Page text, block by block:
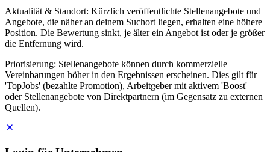
Aktualität & Standort: Kürzlich veröffentlichte Stellenangebote und
Angebote, die näher an deinem Suchort liegen, erhalten eine höhere
Position. Die Bewertung sinkt, je älter ein Angebot ist oder je größer
die Entfernung wird.
Priorisierung: Stellenangebote können durch kommerzielle
Vereinbarungen höher in den Ergebnissen erscheinen. Dies gilt für
'TopJobs' (bezahlte Promotion), Arbeitgeber mit aktivem 'Boost'
oder Stellenangebote von Direktpartnern (im Gegensatz zu externen
Quellen).